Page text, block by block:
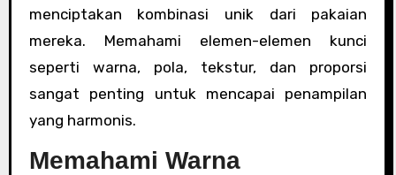
menciptakan kombinasi unik dari pakaian
mereka. Memahami elemen-elemen kunci
seperti warna, pola, tekstur, dan proporsi
sangat penting untuk mencapai penampilan
yang harmonis.
Memahami Warna